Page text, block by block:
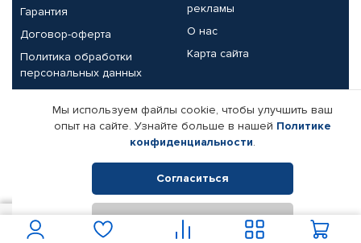
Гарантия
Договор-оферта
Политика обработки
персональных данных
рекламы
О нас
Карта сайта
Партнерам
Корпоративным клиентам
Поставщикам
Реквизиты компании
© КАМАЗ ЦЕНТР ДОНЕЦК, 2015-2026. Все права защищены.
Интернет-магазин автомобильных товаров Автопрофи.
Мы используем файлы cookie, чтобы улучшить ваш
опыт на сайте. Узнайте больше в нашей Политике
конфиденциальности.
Согласиться
Отклонить
В корзину